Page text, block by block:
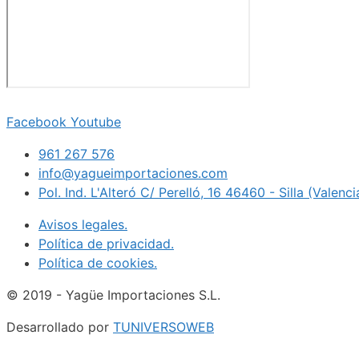
Facebook Youtube
961 267 576
info@yagueimportaciones.com
Pol. Ind. L'Alteró C/ Perelló, 16 46460 - Silla
Avisos legales.
Política de privacidad.
Política de cookies.
© 2019 - Yagüe Importaciones S.L.
Desarrollado por TUNIVERSOWEB